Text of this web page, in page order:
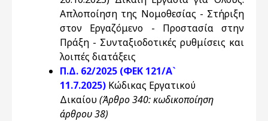
Απλοποίηση της Νομοθεσίας - Στήριξη
στον Εργαζόμενο - Προστασία στην
Πράξη - Συνταξιοδοτικές ρυθμίσεις και
λοιπές διατάξεις
Π.Δ. 62/2025 (ΦΕΚ 121/Α`
11.7.2025) Κώδικας Εργατικού
Δικαίου(Άρθρο 340: κωδικοποίηση
άρθρου 38)